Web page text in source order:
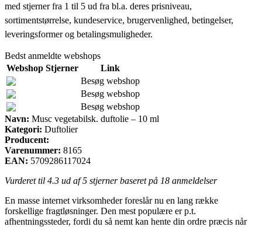
med stjerner fra 1 til 5 ud fra bl.a. deres prisniveau,
sortimentstørrelse, kundeservice, brugervenlighed, betingelser,
leveringsformer og betalingsmuligheder.
Bedst anmeldte webshops
Webshop Stjerner
Link
Besøg webshop
Besøg webshop
Besøg webshop
Navn: Musc vegetabilsk. duftolie – 10 ml
Kategori: Duftolier
Producent:
Varenummer: 8165
EAN: 5709286117024
Vurderet til 4.3 ud af 5 stjerner baseret på 18 anmeldelser
En masse internet virksomheder foreslår nu en lang række
forskellige fragtløsninger. Den mest populære er p.t.
afhentningssteder, fordi du så nemt kan hente din ordre præcis når